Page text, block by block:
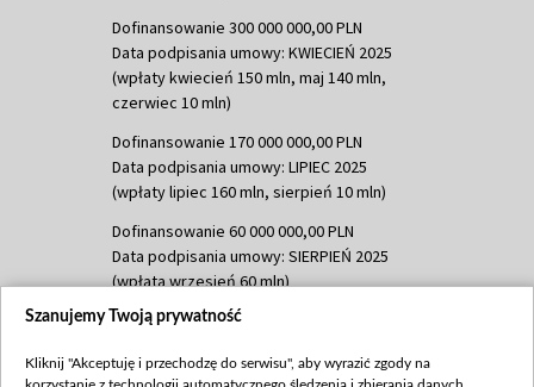
Dofinansowanie 300 000 000,00 PLN
Data podpisania umowy: KWIECIEŃ 2025
(wpłaty kwiecień 150 mln, maj 140 mln,
czerwiec 10 mln)
Dofinansowanie 170 000 000,00 PLN
Data podpisania umowy: LIPIEC 2025
(wpłaty lipiec 160 mln, sierpień 10 mln)
Dofinansowanie 60 000 000,00 PLN
Data podpisania umowy: SIERPIEŃ 2025
(wpłata wrzesień 60 mln)
Dofinansowanie 635 783 051,21 PLN
(wpłata wrzesień 100 mln, październik 350
Szanujemy Twoją prywatność
Kliknij "Akceptuję i przechodzę do serwisu", aby wyrazić zgody na